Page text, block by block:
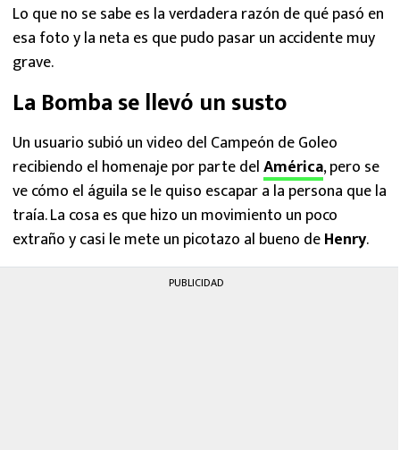
Lo que no se sabe es la verdadera razón de qué pasó en
esa foto y la neta es que pudo pasar un accidente muy
grave.
La Bomba se llevó un susto
Un usuario subió un video del Campeón de Goleo
recibiendo el homenaje por parte delAmérica, pero se
ve cómo el águila se le quiso escapar a la persona que la
traía. La cosa es que hizo un movimiento un poco
extraño y casi le mete un picotazo al bueno deHenry.
PUBLICIDAD